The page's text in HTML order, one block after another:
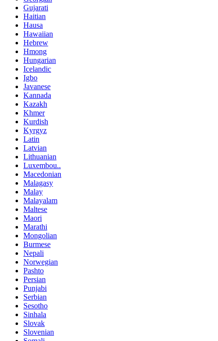
Gujarati
Haitian
Hausa
Hawaiian
Hebrew
Hmong
Hungarian
Icelandic
Igbo
Javanese
Kannada
Kazakh
Khmer
Kurdish
Kyrgyz
Latin
Latvian
Lithuanian
Luxembou..
Macedonian
Malagasy
Malay
Malayalam
Maltese
Maori
Marathi
Mongolian
Burmese
Nepali
Norwegian
Pashto
Persian
Punjabi
Serbian
Sesotho
Sinhala
Slovak
Slovenian